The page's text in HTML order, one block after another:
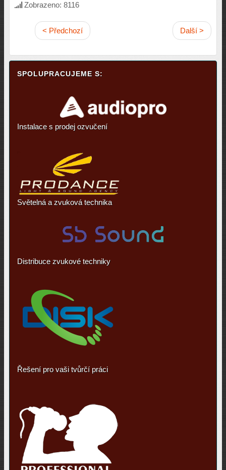
Zobrazeno: 8116
< Předchozí Další >
SPOLUPRACUJEME S:
Instalace s prodej ozvučení
Světelná a zvuková technika
Distribuce zvukové techniky
Řešení pro vaši tvůrčí práci